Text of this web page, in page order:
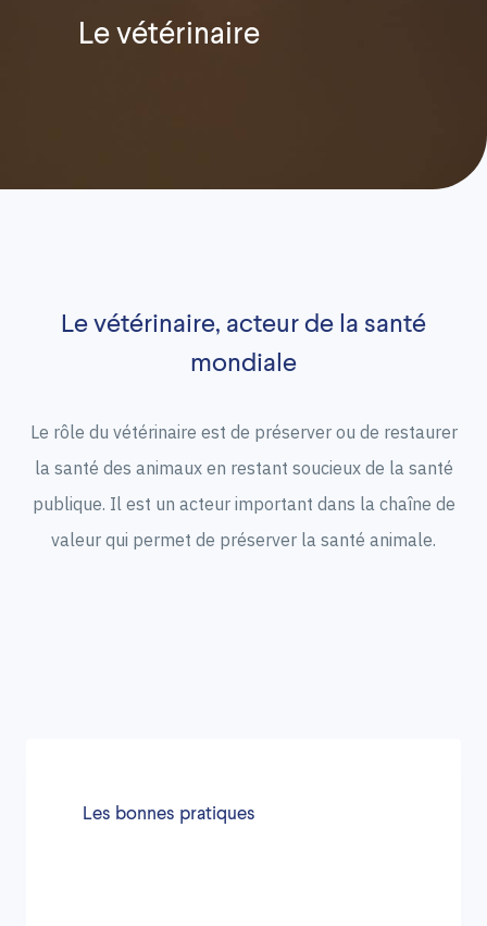
Le vétérinaire
Le vétérinaire, acteur de la santé
mondiale
Le rôle du vétérinaire est de préserver ou de restaurer
la santé des animaux en restant soucieux de la santé
publique. Il est un acteur important dans la chaîne de
valeur qui permet de préserver la santé animale.
Les bonnes pratiques